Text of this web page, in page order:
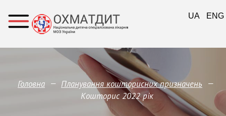
Головна — Планування кошторисних призначень —
Кошторис 2022 рік
UA ENG